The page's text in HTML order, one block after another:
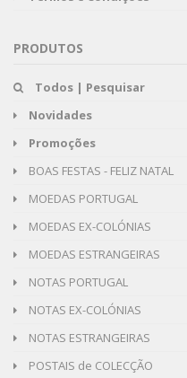
PRODUTOS
Todos | Pesquisar
Novidades
Promoções
BOAS FESTAS - FELIZ NATAL
MOEDAS PORTUGAL
MOEDAS EX-COLÓNIAS
MOEDAS ESTRANGEIRAS
NOTAS PORTUGAL
NOTAS EX-COLÓNIAS
NOTAS ESTRANGEIRAS
POSTAIS de COLECÇÃO